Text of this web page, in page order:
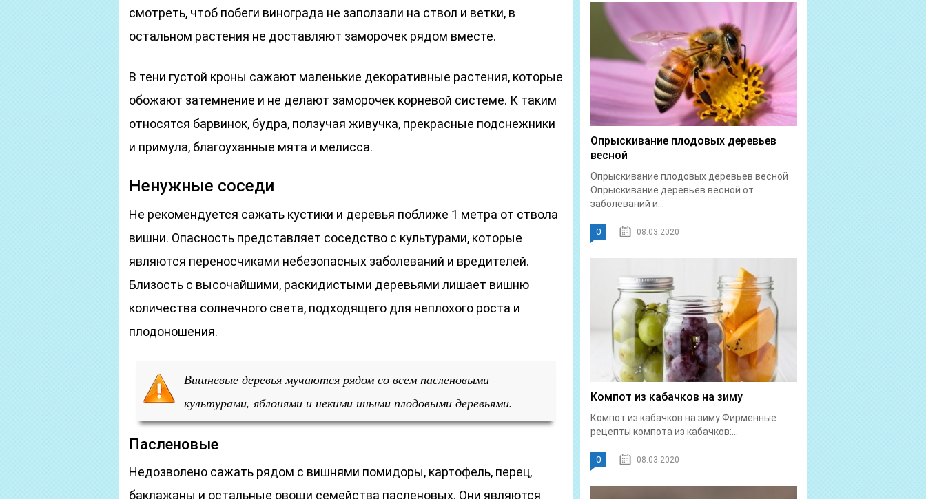
смотреть, чтоб побеги винограда не заползали на ствол и ветки, в
остальном растения не доставляют заморочек рядом вместе.
В тени густой кроны сажают маленькие декоративные растения, которые
обожают затемнение и не делают заморочек корневой системе. К таким
относятся барвинок, будра, ползучая живучка, прекрасные подснежники
и примула, благоуханные мята и мелисса.
Ненужные соседи
Не рекомендуется сажать кустики и деревья поближе 1 метра от ствола
вишни. Опасность представляет соседство с культурами, которые
являются переносчиками небезопасных заболеваний и вредителей.
Близость с высочайшими, раскидистыми деревьями лишает вишню
количества солнечного света, подходящего для неплохого роста и
плодоношения.
Вишневые деревья мучаются рядом со всем пасленовыми
культурами, яблонями и некими иными плодовыми деревьями.
Пасленовые
Недозволено сажать рядом с вишнями помидоры, картофель, перец,
баклажаны и остальные овощи семейства пасленовых. Они являются
Опрыскивание плодовых деревьев
весной
Опрыскивание плодовых деревьев весной
Опрыскивание деревьев весной от
заболеваний и...
0 08.03.2020
Компот из кабачков на зиму
Компот из кабачков на зиму Фирменные
рецепты компота из кабачков:...
0 08.03.2020